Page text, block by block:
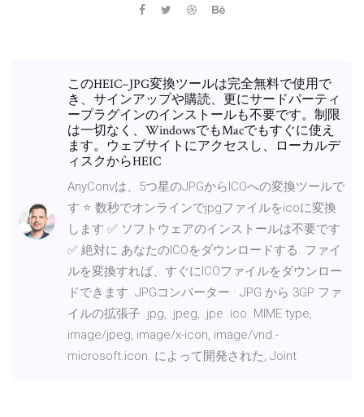
このHEIC−JPG変換ツールは完全無料で使用で
き、サインアップや購読、更にサードパーティ
ープラグインのインストールも不要です。制限
は一切なく、WindowsでもMacでもすぐに使え
ます。ウェブサイトにアクセスし、ローカルデ
ィスクからHEIC
AnyConvは、5つ星のJPGからICOへの変換ツールで
す ⭐ 数秒でオンラインでjpgファイルをicoに変換
します ✅ ソフトウェアのインストールは不要です
✅ 絶対に あなたのICOをダウンロードする. ファイ
ルを変換すれば、すぐにICOファイルをダウンロー
ドできます. JPGコンバーター · JPG から 3GP ファ
イルの拡張子 .jpg, .jpeg, .jpe .ico. MIME type,
image/jpeg, image/x-icon, image/vnd.-
microsoft.icon. によって開発された, Joint